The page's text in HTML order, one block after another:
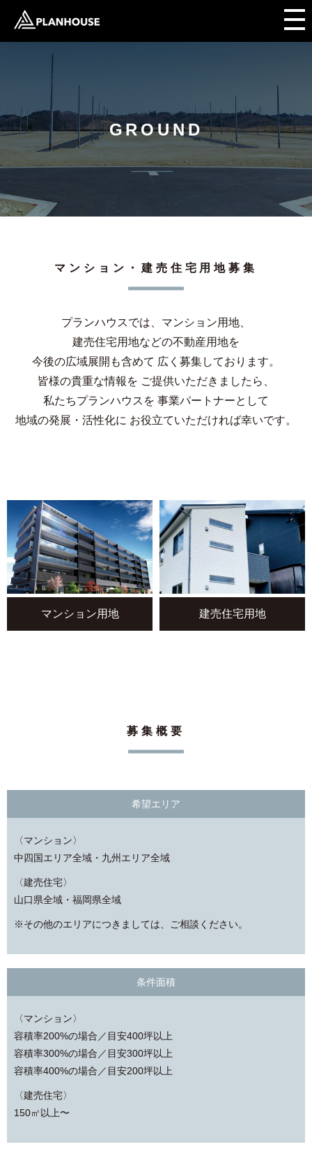
GROUND
マンション・建売住宅用地募集
プランハウスでは、マンション用地、
建売住宅用地などの不動産用地を
今後の広域展開も含めて 広く募集しております。
皆様の貴重な情報を ご提供いただきましたら、
私たちプランハウスを 事業パートナーとして
地域の発展・活性化に お役立ていただければ幸いです。
マンション用地 建売住宅用地
募集概要
希望エリア
〈マンション〉
中四国エリア全域・九州エリア全域
〈建売住宅〉
山口県全域・福岡県全域
※その他のエリアにつきましては、ご相談ください。
条件面積
〈マンション〉
容積率200%の場合／目安400坪以上
容積率300%の場合／目安300坪以上
容積率400%の場合／目安200坪以上
〈建売住宅〉
150㎡以上〜